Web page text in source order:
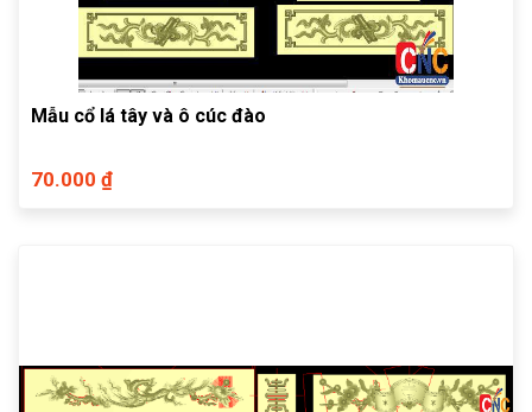
Mẫu cổ lá tây và ô cúc đào
70.000 ₫